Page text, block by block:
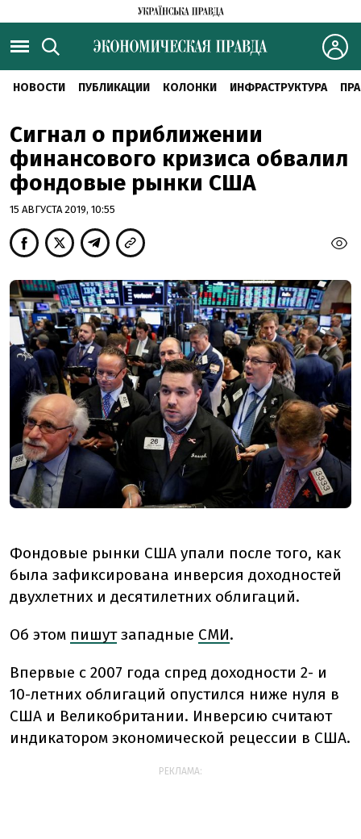
НОВОСТИ ПУБЛИКАЦИИ КОЛОНКИ ИНФРАСТРУКТУРА
Сигнал о приближении
финансового кризиса обвалил
фондовые рынки США
15 АВГУСТА 2019, 10:55
Фондовые рынки США упали после того, как
была зафиксирована инверсия доходностей
двухлетних и десятилетних облигаций.
Об этом пишутзападные СМИ.
Впервые с 2007 года спред доходности 2- и
10-летних облигаций опустился ниже нуля в
США и Великобритании. Инверсию считают
индикатором экономической рецессии в США.
РЕКЛАМА: